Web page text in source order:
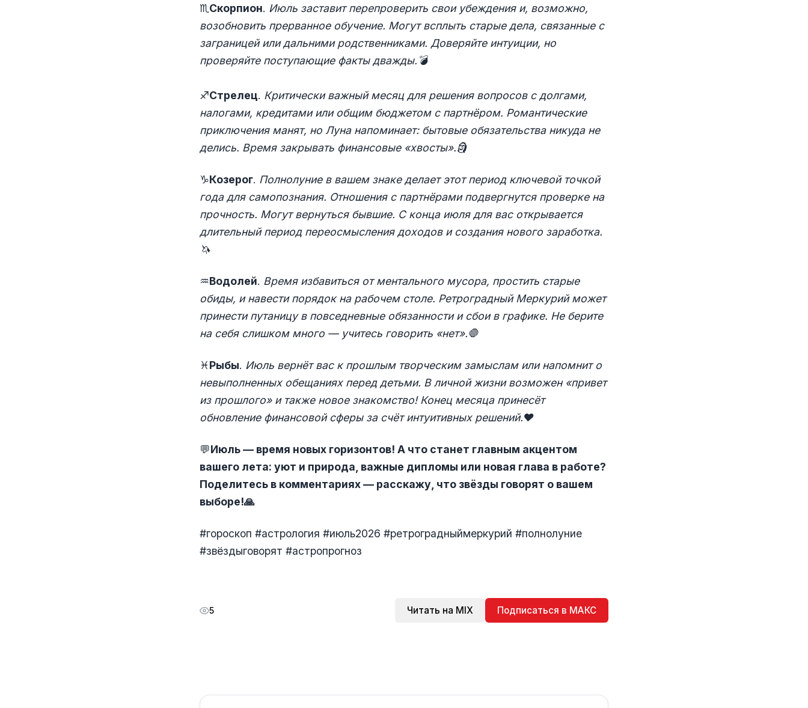
♏ Скорпион. Июль заставит перепроверить свои убеждения и, возможно,
возобновить прерванное обучение. Могут всплыть старые дела, связанные с
заграницей или дальними родственниками. Доверяйте интуиции, но
проверяйте поступающие факты дважды. 💣
♐Стрелец. Критически важный месяц для решения вопросов с долгами,
налогами, кредитами или общим бюджетом с партнёром. Романтические
приключения манят, но Луна напоминает: бытовые обязательства никуда не
делись. Время закрывать финансовые «хвосты».🗿
♑Козерог. Полнолуние в вашем знаке делает этот период ключевой точкой
года для самопознания. Отношения с партнёрами подвергнутся проверке на
прочность. Могут вернуться бывшие. С конца июля для вас открывается
длительный период переосмысления доходов и создания нового заработка.
🦄
♒️Водолей. Время избавиться от ментального мусора, простить старые
обиды, и навести порядок на рабочем столе. Ретроградный Меркурий может
принести путаницу в повседневные обязанности и сбои в графике. Не берите
на себя слишком много — учитесь говорить «нет».🛑
♓Рыбы. Июль вернёт вас к прошлым творческим замыслам или напомнит о
невыполненных обещаниях перед детьми. В личной жизни возможен «привет
из прошлого» и также новое знакомство! Конец месяца принесёт
обновление финансовой сферы за счёт интуитивных решений.❤️
💬Июль — время новых горизонтов! А что станет главным акцентом
вашего лета: уют и природа, важные дипломы или новая глава в работе?
Поделитесь в комментариях — расскажу, что звёзды говорят о вашем
выборе!🙏
#гороскоп #астрология #июль2026 #ретроградныймеркурий #полнолуние
#звёздыговорят #астропрогноз
5 Читать на MIX Подписаться в МАКС